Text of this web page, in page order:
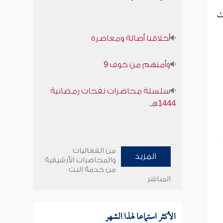
أخلاقنا أصالة ومعاصرة
وأمنهم من خوف 9
سلسلة محاضرات نفحات رمضانية
1444هـ
المزيد
من الفعاليات
والمحاضرات الأرشيفية
من خدمة البث
المباشر
الأكثر استماعا لهذا الشهر